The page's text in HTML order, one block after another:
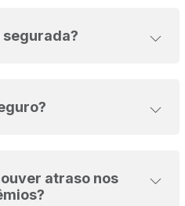
segurada?
atraso nos